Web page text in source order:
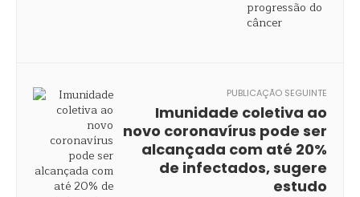
PUBLICAÇÃO SEGUINTE
Imunidade coletiva ao
novo coronavírus pode ser
alcançada com até 20%
de infectados, sugere
estudo